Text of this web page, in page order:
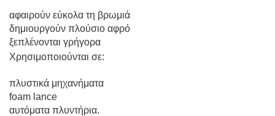
αφαιρούν εύκολα τη βρωμιά
δημιουργούν πλούσιο αφρό
ξεπλένονται γρήγορα
Χρησιμοποιούνται σε:
πλυστικά μηχανήματα
foam lance
αυτόματα πλυντήρια.